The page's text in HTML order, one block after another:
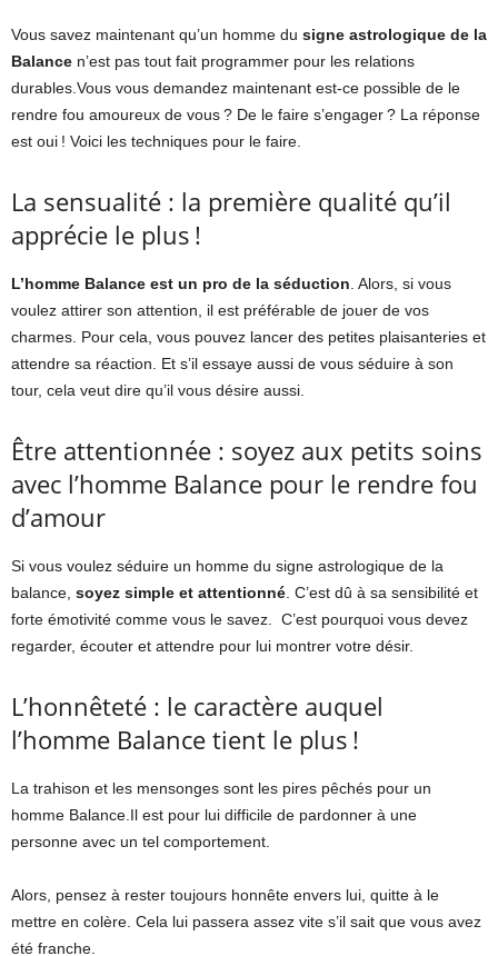
Vous savez maintenant qu’un homme du signe astrologique de la
Balance n’est pas tout fait programmer pour les relations
durables.Vous vous demandez maintenant est-ce possible de le
rendre fou amoureux de vous ? De le faire s’engager ? La réponse
est oui ! Voici les techniques pour le faire.
La sensualité : la première qualité qu’il
apprécie le plus !
L’homme Balance est un pro de la séduction. Alors, si vous
voulez attirer son attention, il est préférable de jouer de vos
charmes. Pour cela, vous pouvez lancer des petites plaisanteries et
attendre sa réaction. Et s’il essaye aussi de vous séduire à son
tour, cela veut dire qu’il vous désire aussi.
Être attentionnée : soyez aux petits soins
avec l’homme Balance pour le rendre fou
d’amour
Si vous voulez séduire un homme du signe astrologique de la
balance, soyez simple et attentionné. C’est dû à sa sensibilité et
forte émotivité comme vous le savez. C’est pourquoi vous devez
regarder, écouter et attendre pour lui montrer votre désir.
L’honnêteté : le caractère auquel
l’homme Balance tient le plus !
La trahison et les mensonges sont les pires pêchés pour un
homme Balance.Il est pour lui difficile de pardonner à une
personne avec un tel comportement.
Alors, pensez à rester toujours honnête envers lui, quitte à le
mettre en colère. Cela lui passera assez vite s’il sait que vous avez
été franche.